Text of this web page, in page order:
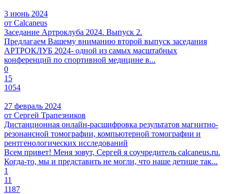
3 июнь 2024
от Calcaneus
Заседание Артроклуба 2024. Выпуск 2.
Предлагаем Вашему вниманию второй выпуск заседания
АРТРОКЛУБ 2024- одной из самых масштабных
конференций по спортивной медицине в...
0
15
1054
27 февраль 2024
от Сергей Трапезников
Дистанционная онлайн-расшифровка результатов магнитно-
резонансной томографии, компьютерной томографии и
рентгенологических исследований
Всем привет! Меня зовут, Сергей я соучредитель calcaneus.ru.
Когда-то, мы и представить не могли, что наше детище так...
1
11
1187